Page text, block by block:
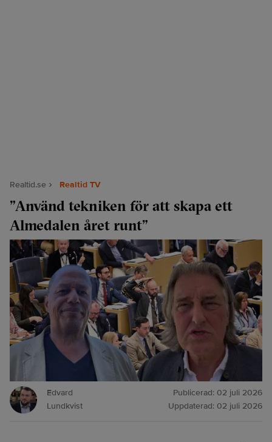
Realtid.se Realtid TV
”Använd tekniken för att skapa ett
Almedalen året runt”
Edvard
Lundkvist
Publicerad: 02 juli 2026
Uppdaterad: 02 juli 2026